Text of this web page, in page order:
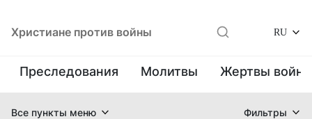
Христиане против войны RU
Преследования Молитвы Жертвы
Все пункты меню Фильтры